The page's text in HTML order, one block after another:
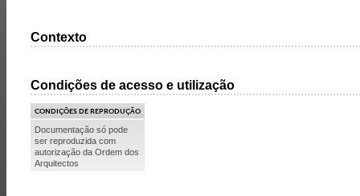
Contexto
Condições de acesso e utilização
CONDIÇÕES DE REPRODUÇÃO
Documentação só pode
ser reproduzida com
autorização da Ordem dos
Arquitectos